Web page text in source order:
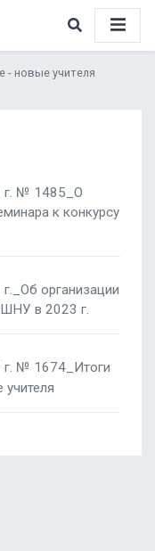
- новые учителя
г. № 1485_О
к конкурсу
организации
в 2023 г.
№ 1674_Итоги